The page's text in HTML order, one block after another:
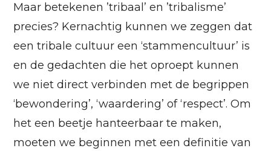
Maar betekenen ’tribaal’ en ’tribalisme’
precies? Kernachtig kunnen we zeggen dat
een tribale cultuur een ‘stammencultuur’ is
en de gedachten die het oproept kunnen
we niet direct verbinden met de begrippen
‘bewondering’, ‘waardering’ of ‘respect’. Om
het een beetje hanteerbaar te maken,
moeten we beginnen met een definitie van